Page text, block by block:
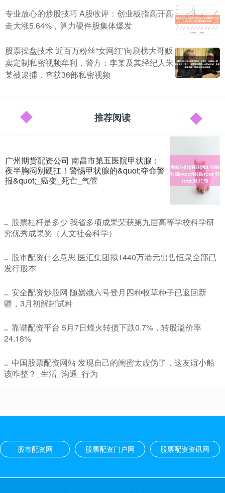
专业放心的炒股技巧 A股收评：创业板指高开高
走大涨5.64%，算力硬件股集体爆发
股票操盘技术 近百万粉丝“女网红”向刷榜大哥贩
卖定制私密视频牟利，警方：李某及其经纪人朱
某被逮捕，查获36部私密视频
推荐阅读
广州期货配资公司 南昌市第五医院甲状腺：
夜半胸闷别硬扛！警惕甲状腺的&quot;夺命警
报&quot;_癌变_死亡_气管
​股票杠杆是多少 我省多项成果荣获第九届高等学校科学研
究优秀成果奖（人文社会科学）
​股市配资什么意思 医汇集团拟1440万港元出售恒泉全部已
发行股本
​安全配资炒股网 随嫦娥六号登月四种牧草种子已返回新
疆，3月初解封试种
​靠谱配资平台 5月7日烽火转债下跌0.7%，转股溢价率
24.18%
​中国股票配资网站 发现自己的闺蜜太虚伪了，这友谊小船
该咋整？_生活_沟通_行为
股市配资网 股票配资门户网 股票配资资讯网